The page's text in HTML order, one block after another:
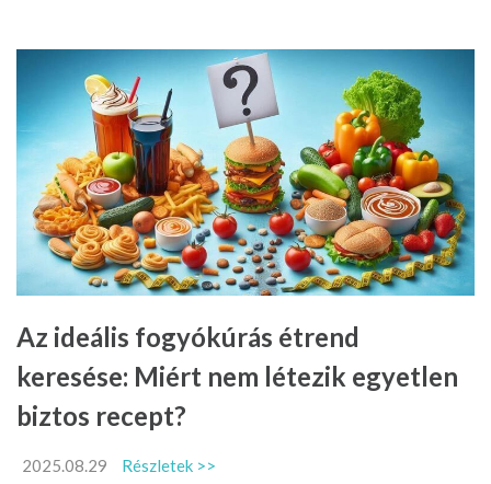
Az ideális fogyókúrás étrend
keresése: Miért nem létezik egyetlen
biztos recept?
2025.08.29
Részletek >>